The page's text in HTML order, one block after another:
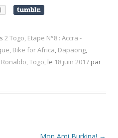
2 Togo, Etape N°8 : Accra -
, Bike for Africa, Dapaong,
Ronaldo,Togo, le 18 juin 2017 par